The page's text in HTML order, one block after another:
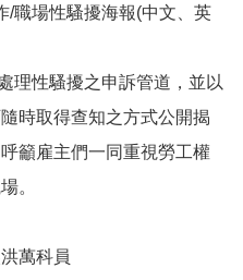
/職場性騷擾海報(中文、英
性騷擾之申訴管道，並以
時取得查知之方式公開揭
籲雇主們一同重視勞工權
。
萬科員